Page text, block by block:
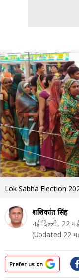
Lok Sabha Election
शशिकांत सिंह
नई दिल्ली, 22
(Updated 22
Prefer us on